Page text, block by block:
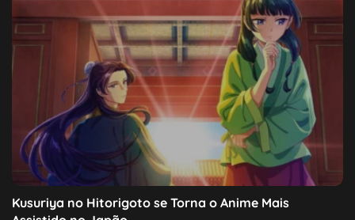
Kusuriya no Hitorigoto se Torna o Anime Mais